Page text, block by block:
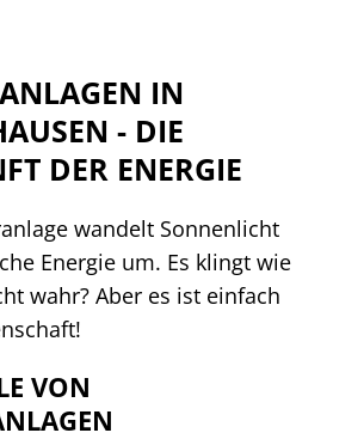
IN
- DIE
DER ENERGIE
wandelt Sonnenlicht
Energie um. Es klingt wie
wahr? Aber es ist einfach
VON